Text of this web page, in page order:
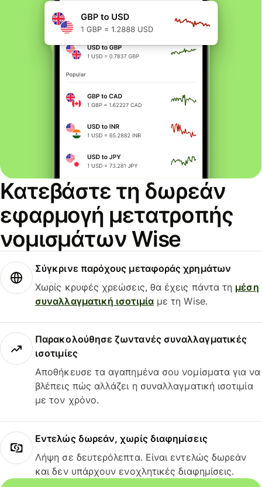
Κατεβάστε τη δωρεάν
εφαρμογή μετατροπής
νομισμάτων Wise
Σύγκρινε παρόχους μεταφοράς χρημάτων
Χωρίς κρυφές χρεώσεις, θα έχεις πάντα τη μέση
συναλλαγματική ισοτιμίαμε τη Wise.
Παρακολούθησε ζωντανές συναλλαγματικές
ισοτιμίες
Αποθήκευσε τα αγαπημένα σου νομίσματα για να
βλέπεις πώς αλλάζει η συναλλαγματική ισοτιμία
με τον χρόνο.
Εντελώς δωρεάν, χωρίς διαφημίσεις
Λήψη σε δευτερόλεπτα. Είναι εντελώς δωρεάν
και δεν υπάρχουν ενοχλητικές διαφημίσεις.